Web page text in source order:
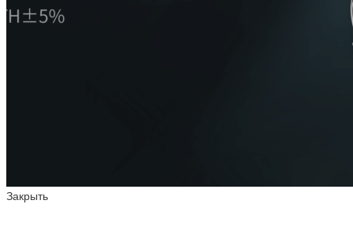
Закрыть